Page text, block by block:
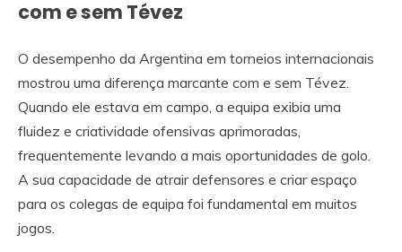
com e sem Tévez
O desempenho da Argentina em torneios internacionais
mostrou uma diferença marcante com e sem Tévez.
Quando ele estava em campo, a equipa exibia uma
fluidez e criatividade ofensivas aprimoradas,
frequentemente levando a mais oportunidades de golo.
A sua capacidade de atrair defensores e criar espaço
para os colegas de equipa foi fundamental em muitos
jogos.